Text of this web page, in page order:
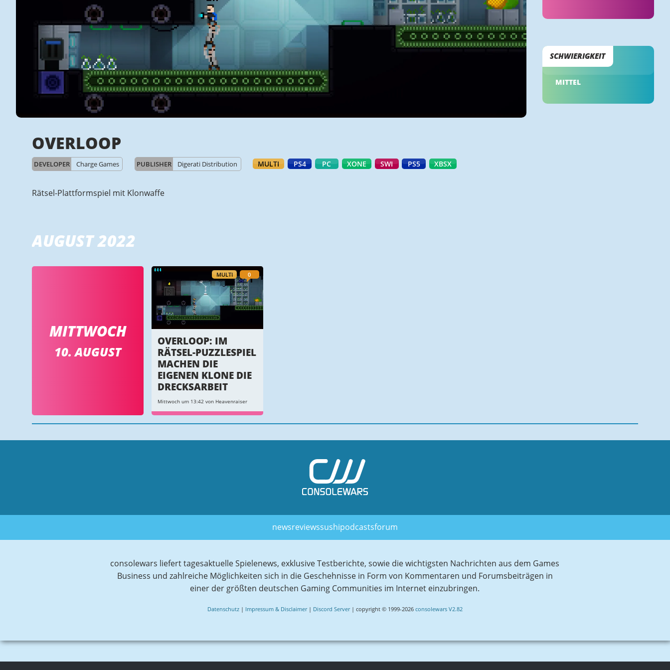
SCHWIERIGKEIT
MITTEL
OVERLOOP
DEVELOPER Charge Games PUBLISHER Digerati Distribution MULTI PS4 PC XONE SWI PS5 XBSX
Rätsel-Plattformspiel mit Klonwaffe
AUGUST 2022
MITTWOCH
10. AUGUST
MULTI 0
OVERLOOP: IM
RÄTSEL-PUZZLESPIEL
MACHEN DIE
EIGENEN KLONE DIE
DRECKSARBEIT
Mittwoch um 13:42 von Heavenraiser
newsreviewssushipodcastsforum
consolewars liefert tagesaktuelle Spielenews, exklusive Testberichte, sowie die wichtigsten Nachrichten aus dem Games
Business und zahlreiche Möglichkeiten sich in die Geschehnisse in Form von Kommentaren und Forumsbeiträgen in
einer der größten deutschen Gaming Communities im Internet einzubringen.
Datenschutz| Impressum & Disclaimer| Discord Server| copyright © 1999-2026 consolewars V2.82